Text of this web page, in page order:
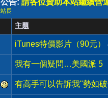
公告: 請各位贊助本站繼續營
站長
主題
iTunes特價影片（90元）
我有一個疑問…美國派 5
有高手可以告訴我"勢如